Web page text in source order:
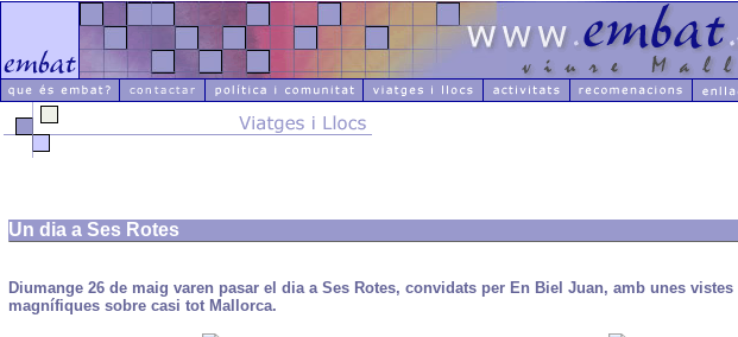
Un dia a Ses Rotes
Diumange 26 de maig varen pasar el dia a Ses Rotes, convidats per En Biel Juan, amb unes vistes
magnífiques sobre casi tot Mallorca.